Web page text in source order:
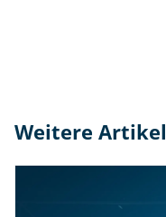
Weitere Artikel